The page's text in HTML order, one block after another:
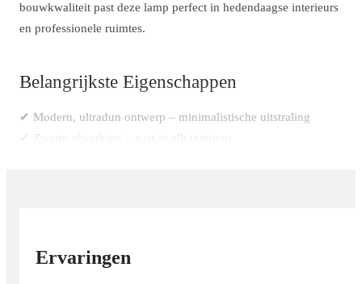
bouwkwaliteit past deze lamp perfect in hedendaagse interieurs
en professionele ruimtes.
Belangrijkste Eigenschappen
✔ Modern, ultradun ontwerp – minimalistische uitstraling
✔ Zwarte afwerking – past in elk interieur
Waarom kiezen voor de ST1 Magnetische
Ervaringen